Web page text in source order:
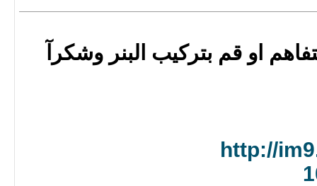
او قم بتركيب البنر وشكرآ
http://